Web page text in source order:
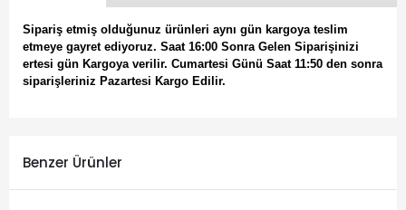
Sipariş etmiş olduğunuz ürünleri aynı gün kargoya teslim
etmeye gayret ediyoruz. Saat 16:00 Sonra Gelen Siparişinizi
ertesi gün Kargoya verilir. Cumartesi Günü Saat 11:50 den sonra
siparişleriniz Pazartesi Kargo Edilir.
Benzer Ürünler